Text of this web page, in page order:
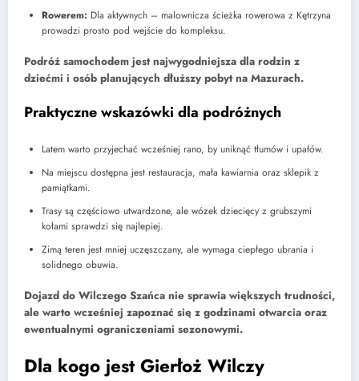
Rowerem: Dla aktywnych – malownicza ścieżka rowerowa z Kętrzyna
prowadzi prosto pod wejście do kompleksu.
Podróż samochodem jest najwygodniejsza dla rodzin z
dziećmi i osób planujących dłuższy pobyt na Mazurach.
Praktyczne wskazówki dla podróżnych
Latem warto przyjechać wcześniej rano, by uniknąć tłumów i upałów.
Na miejscu dostępna jest restauracja, mała kawiarnia oraz sklepik z
pamiątkami.
Trasy są częściowo utwardzone, ale wózek dziecięcy z grubszymi
kołami sprawdzi się najlepiej.
Zimą teren jest mniej uczęszczany, ale wymaga ciepłego ubrania i
solidnego obuwia.
Dojazd do Wilczego Szańca nie sprawia większych trudności,
ale warto wcześniej zapoznać się z godzinami otwarcia oraz
ewentualnymi ograniczeniami sezonowymi.
Dla kogo jest Gierłoż Wilczy